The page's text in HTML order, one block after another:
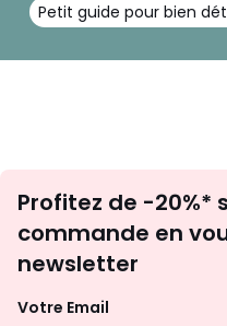
Petit guide pour bien
Profitez de -20%*
commande en
newsletter
Votre Email